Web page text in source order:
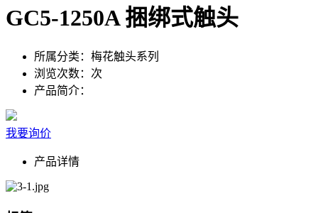
GC5-1250A 捆绑式触头
所属分类： 梅花触头系列
浏览次数： 次
产品简介：
我要询价
产品详情